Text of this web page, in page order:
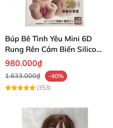
Búp Bê Tình Yêu Mini 6D
Rung Rên Cảm Biến Silicon
Mềm Mịn
980.000₫
1.633.000₫
-40%
(353)